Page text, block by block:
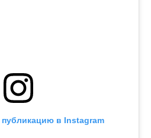
публикацию в Instagram